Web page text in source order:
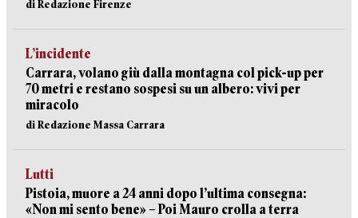
di Redazione Firenze
L’incidente
Carrara, volano giù dalla montagna col pick-up per
70 metri e restano sospesi su un albero: vivi per
miracolo
di Redazione Massa Carrara
Lutti
Pistoia, muore a 24 anni dopo l’ultima consegna:
«Non mi sento bene» – Poi Mauro crolla a terra